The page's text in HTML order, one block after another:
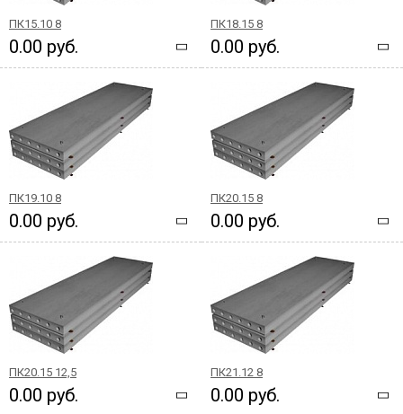
ПК15.10 8
0.00 руб.
ПК18.15 8
0.00 руб.
ПК19.10 8
0.00 руб.
ПК20.15 8
0.00 руб.
ПК20.15 12,5
0.00 руб.
ПК21.12 8
0.00 руб.